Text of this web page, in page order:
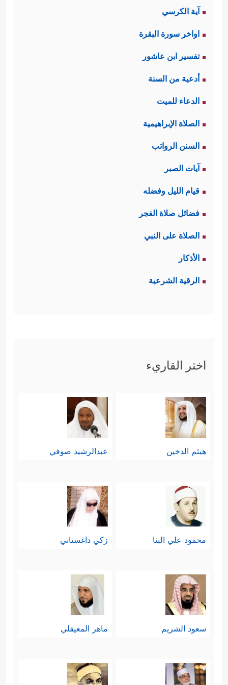
هو مشاهد عنده، حتى الأصنام والآلهة
المزيَّفة فهي أعجز من الناس الذين
يعبدونها.
أما الهروب إلى مقولة "قِدَم العالم" فهو
فالعلاقة بين الأرض والشمس علاقة حياة
ووجود، لو ابتعدت الأرض عن مسارها
المتعددة والمتنوعة في هذا الكون، فمن
الذي وضع هذه المقاييس، وضبط كلَّ
ثانيًا: استنطاق الفطرة، فبعد استنطاق
العقل يتحوَّل القرآن إلى عُمق الفطرة
الإنسانيَّة فيُخاطبها بقوله:﴿وَإِذَا مَسَّ
كَشَفۡنَا عَنۡهُ ضُرَّهُۥ مَرَّ كَأَن لَّمۡ یَدۡعُنَاۤ إِلَىٰ ضُرࣲّ مَّسَّهُۥۚ
آية الكرسي
اواخر سورة البقرة
تفسير ابن عاشور
أدعية من السنة
الدعاء للميت
الصلاة الإبراهيمية
السنن الرواتب
آيات الصبر
قيام الليل وفضله
فضائل صلاة الفجر
الصلاة على النبي
الأذكار
الرقية الشرعية
اختر القاريء
هيثم الدخين عبدالرشيد صوفي
محمود علي البنا زكي داغستاني
سعود الشريم ماهر المعيقلي